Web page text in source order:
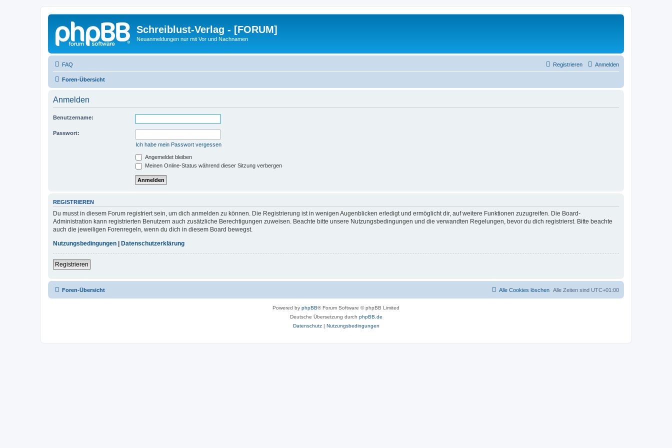
Schreiblust-Verlag - [FORUM]
Neuanmeldungen nur mit Vor und Nachnamen
FAQ Anmelden
Registrieren
Foren-Übersicht
Anmelden
Benutzername:
Passwort:
Ich habe mein Passwort vergessen
Angemeldet bleiben
Meinen Online-Status während dieser Sitzung verbergen
REGISTRIEREN
Du musst in diesem Forum registriert sein, um dich anmelden zu können. Die Registrierung ist in wenigen Augenblicken erledigt und ermöglicht dir, auf weitere Funktionen zuzugreifen. Die Board-
Administration kann registrierten Benutzern auch zusätzliche Berechtigungen zuweisen. Beachte bitte unsere Nutzungsbedingungen und die verwandten Regelungen, bevor du dich registrierst. Bitte beachte
auch die jeweiligen Forenregeln, wenn du dich in diesem Board bewegst.
Nutzungsbedingungen
Datenschutzerklärung
Registrieren
Foren-Übersicht Alle Zeiten sind UTC+01:00
Alle Cookies löschen
Powered by phpBB® Forum Software © phpBB Limited
Deutsche Übersetzung durch phpBB.de
Datenschutz| Nutzungsbedingungen